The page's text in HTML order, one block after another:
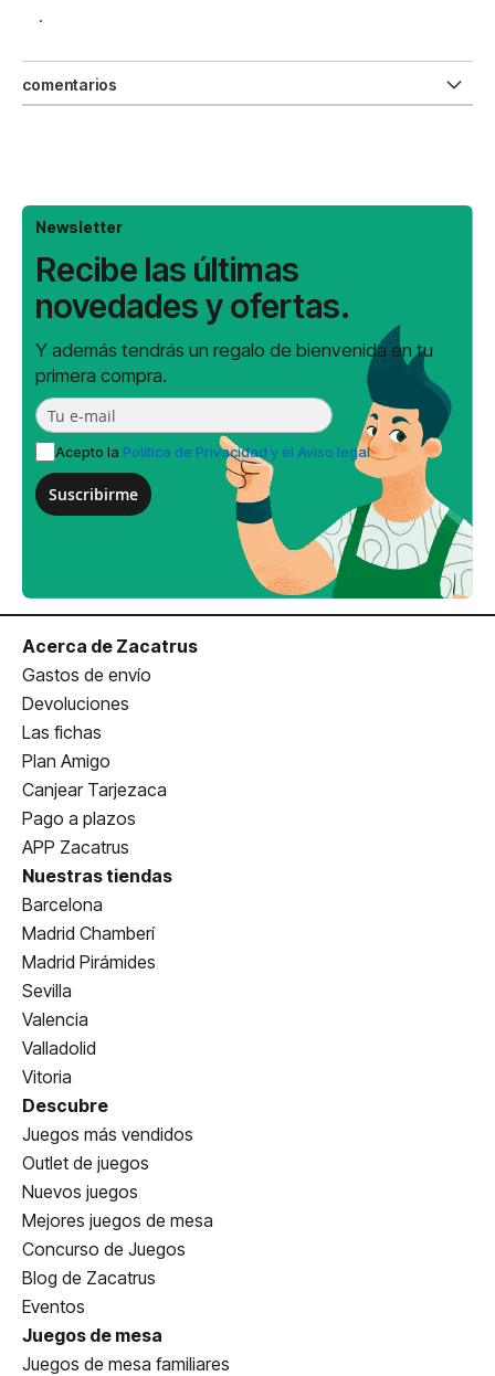
.
comentarios
Newsletter
Recibe las últimas
novedades y ofertas.
Y además tendrás un regalo de bienvenida en tu
primera compra.
Acepto la Política de Privacidad y el Aviso legal
Suscribirme
Acerca de Zacatrus
Gastos de envío
Devoluciones
Las fichas
Plan Amigo
Canjear Tarjezaca
Pago a plazos
APP Zacatrus
Nuestras tiendas
Barcelona
Madrid Chamberí
Madrid Pirámides
Sevilla
Valencia
Valladolid
Vitoria
Descubre
Juegos más vendidos
Outlet de juegos
Nuevos juegos
Mejores juegos de mesa
Concurso de Juegos
Blog de Zacatrus
Eventos
Juegos de mesa
Juegos de mesa familiares